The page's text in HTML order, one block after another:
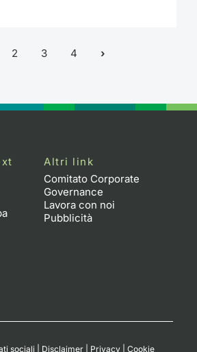
2 3 4
Altri link
Comitato Corporate
Governance
Lavora con noi
Pubblicità
sociali Disclaimer Privacy Cookie